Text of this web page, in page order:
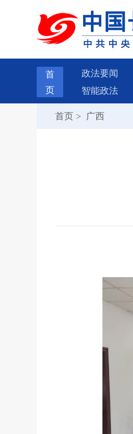
首
页
政法要闻
智能政法
首页 > 广西